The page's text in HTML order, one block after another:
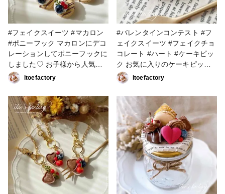
ロンが とても美味しそうで、
マカロンへの愛を感じました🤤
#粘土 #小麦粘土 #こども #フ
ェイクスイーツ
#フェイクスイーツ #マカロン
#ポニーフック マカロンにデコ
レーションしてポニーフックに
しました♡ お子様から人気で
す♪
itoefactory
#バレンタインコンテスト #フ
ェイクスイーツ #フェイクチョ
コレート #ハート #ケーキピッ
ク お気に入りのケーキピック
にデコレーションしてみた
ら。。。のpart2！ こちらはブ
ローチになっています♡
itoefactory